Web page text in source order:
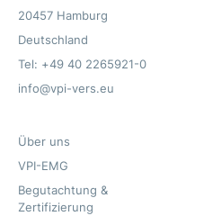
20457 Hamburg
Deutschland
Tel: +49 40 2265921-0
info@vpi-vers.eu
Über uns
VPI-EMG
Begutachtung &
Zertifizierung